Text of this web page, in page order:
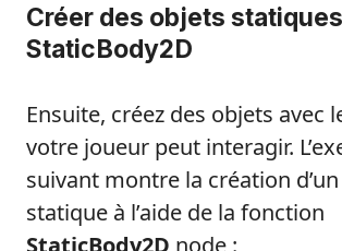
Créer des objets
StaticBody2D
Ensuite, créez des objets avec
votre joueur peut interagir.
suivant montre la création
statique à l’aide de la fonction
StaticBody2D node :